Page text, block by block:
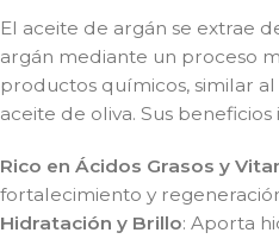
El aceite de argán se extrae
argán mediante un proceso
productos químicos, similar
aceite de oliva. Sus beneficios
Rico en Ácidos Grasos y
fortalecimiento y
Hidratación y Brillo: Aporta